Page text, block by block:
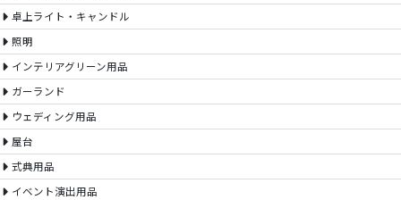
卓上ライト・キャンドル
照明
インテリアグリーン用品
ガーランド
ウェディング用品
屋台
式典用品
イベント演出用品